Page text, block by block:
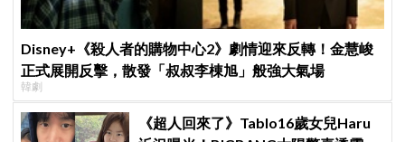
Disney+《殺人者的購物中心2》劇情迎來反轉！金慧峻
正式展開反擊，散發「叔叔李棟旭」般強大氣場
韓劇
《超人回來了》Tablo16歲女兒Haru